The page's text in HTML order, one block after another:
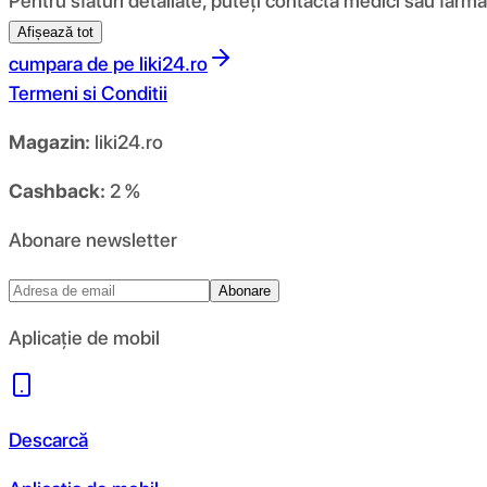
Afișează tot
cumpara de pe liki24.ro
Termeni si Conditii
Magazin: liki24.ro
Cashback: 2 %
Abonare newsletter
Abonare
Aplicație de mobil
Descarcă